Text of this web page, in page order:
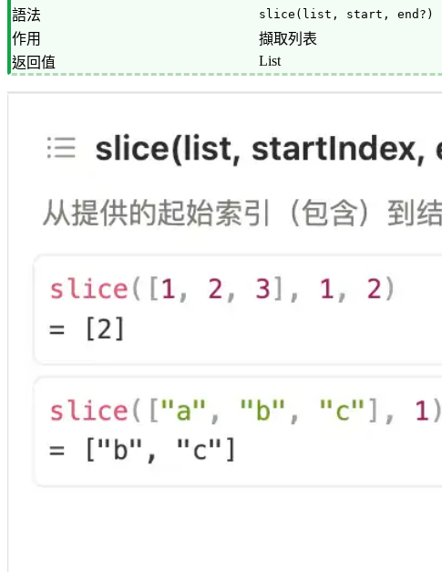
語法
slice(list, start, end?)
作用
擷取列表
返回值
List